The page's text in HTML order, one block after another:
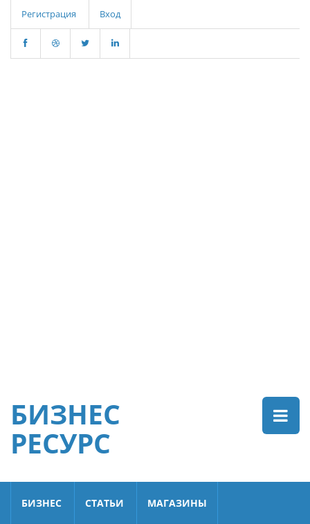
Регистрация Вход
БИЗНЕС
РЕСУРС
БИЗНЕС СТАТЬИ МАГАЗИНЫ